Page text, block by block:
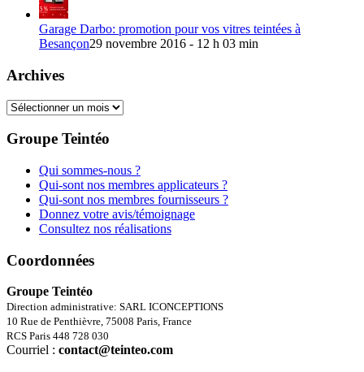
Garage Darbo: promotion pour vos vitres teintées à
Besançon29 novembre 2016 - 12 h 03 min
Archives
Archives
Groupe Teintéo
Qui sommes-nous ?
Qui-sont nos membres applicateurs ?
Qui-sont nos membres fournisseurs ?
Donnez votre avis/témoignage
Consultez nos réalisations
Coordonnées
Groupe Teintéo
Direction administrative: SARL ICONCEPTIONS
10 Rue de Penthièvre, 75008 Paris, France
RCS Paris 448 728 030
Courriel : contact@teinteo.com